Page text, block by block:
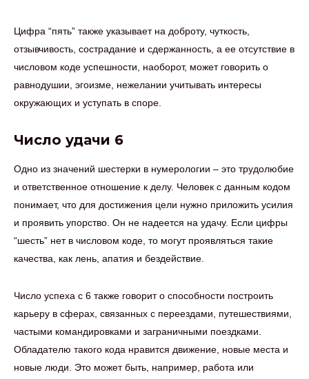
Цифра “пять” также указывает на доброту, чуткость,
отзывчивость, сострадание и сдержанность, а ее отсутствие в
числовом коде успешности, наоборот, может говорить о
равнодушии, эгоизме, нежелании учитывать интересы
окружающих и уступать в споре.
Число удачи 6
Одно из значений шестерки в нумерологии – это трудолюбие
и ответственное отношение к делу. Человек с данным кодом
понимает, что для достижения цели нужно приложить усилия
и проявить упорство. Он не надеется на удачу. Если цифры
“шесть” нет в числовом коде, то могут проявляться такие
качества, как лень, апатия и бездействие.
Число успеха с 6 также говорит о способности построить
карьеру в сферах, связанных с переездами, путешествиями,
частыми командировками и заграничными поездками.
Обладателю такого кода нравится движение, новые места и
новые люди. Это может быть, например, работа или